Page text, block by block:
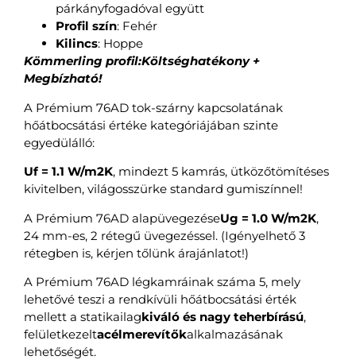
párkányfogadóval együtt
Profil szín: Fehér
Kilincs: Hoppe
Kömmerling profil:Költséghatékony +
Megbízható!
A Prémium 76AD tok-szárny kapcsolatának
hőátbocsátási értéke kategóriájában szinte
egyedülálló:
Uf = 1.1 W/m2K, mindezt 5 kamrás, ütközőtömítéses
kivitelben, világosszürke standard gumiszínnel!
A Prémium 76AD alapüvegezéseUg = 1.0 W/m2K,
24 mm-es, 2 rétegű üvegezéssel. (Igényelhető 3
rétegben is, kérjen tőlünk árajánlatot!)
A Prémium 76AD légkamráinak száma 5, mely
lehetővé teszi a rendkívüli hőátbocsátási érték
mellett a statikailagkiváló és nagy teherbírású,
felületkezeltacélmerevítőkalkalmazásának
lehetőségét.